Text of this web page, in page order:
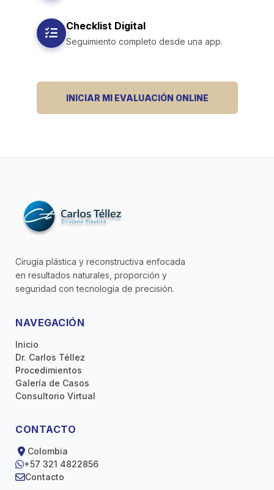
Checklist Digital
Seguimiento completo desde una app.
INICIAR MI EVALUACIÓN ONLINE
Cirugía plástica y reconstructiva enfocada
en resultados naturales, proporción y
seguridad con tecnología de precisión.
NAVEGACIÓN
Inicio
Dr. Carlos Téllez
Procedimientos
Galería de Casos
Consultorio Virtual
CONTACTO
Colombia
+57 321 4822856
Contacto